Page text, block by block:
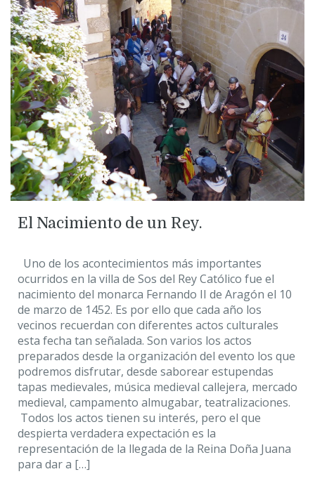
El Nacimiento de un Rey.
Uno de los acontecimientos más importantes
ocurridos en la villa de Sos del Rey Católico fue el
nacimiento del monarca Fernando II de Aragón el 10
de marzo de 1452. Es por ello que cada año los
vecinos recuerdan con diferentes actos culturales
esta fecha tan señalada. Son varios los actos
preparados desde la organización del evento los que
podremos disfrutar, desde saborear estupendas
tapas medievales, música medieval callejera, mercado
medieval, campamento almugabar, teatralizaciones.
Todos los actos tienen su interés, pero el que
despierta verdadera expectación es la
representación de la llegada de la Reina Doña Juana
para dar a […]